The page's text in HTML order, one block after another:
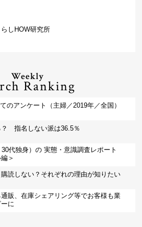
しHOW研究所
Weekly
Ranking
のアンケート（主婦／2019年／全国）
？ 指名しない派は36.5％
代独身）の 実態・意識調査レポート
＞
読しない？それぞれの理由が知りたい
販、在庫シェアリング等でお客様も業
に